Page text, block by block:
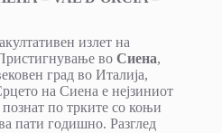
излет на
во Сиена,
град во Италија,
на Сиена е нејзиниот
по трките со коњи
пати годишно. Разглед